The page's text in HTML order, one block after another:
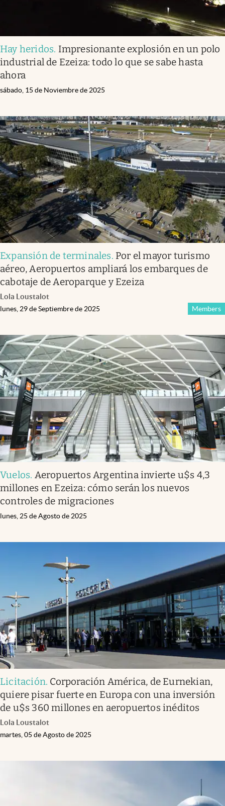
Hay heridos. Impresionante explosión en un polo
industrial de Ezeiza: todo lo que se sabe hasta
ahora
sábado, 15 de Noviembre de 2025
Expansión de terminales. Por el mayor turismo
aéreo, Aeropuertos ampliará los embarques de
cabotaje de Aeroparque y Ezeiza
Lola Loustalot
Members
lunes, 29 de Septiembre de 2025
Vuelos. Aeropuertos Argentina invierte u$s 4,3
millones en Ezeiza: cómo serán los nuevos
controles de migraciones
lunes, 25 de Agosto de 2025
Licitación. Corporación América, de Eurnekian,
quiere pisar fuerte en Europa con una inversión
de u$s 360 millones en aeropuertos inéditos
Lola Loustalot
martes, 05 de Agosto de 2025